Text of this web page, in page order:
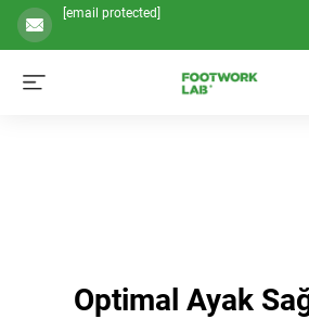
[email protected]
Optimal Ayak